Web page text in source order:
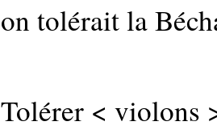
on tolérait la
Tolérer < violons